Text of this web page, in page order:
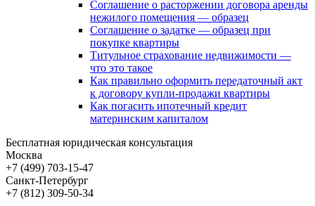
Соглашение о расторжении договора аренды
нежилого помещения — образец
Соглашение о задатке — образец при
покупке квартиры
Титульное страхование недвижимости —
что это такое
Как правильно оформить передаточный акт
к договору купли-продажи квартиры
Как погасить ипотечный кредит
материнским капиталом
Бесплатная юридическая консультация
Москва
+7 (499) 703-15-47
Санкт-Петербург
+7 (812) 309-50-34